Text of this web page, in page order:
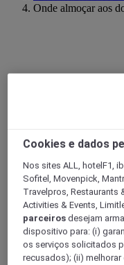
Onde almoçar aos
Cookies e dados
Nos sites ALL, hotelF1,
Sofitel, Movenpick,
Travelpros, Restaurants
Activities & Events,
parceiros desejam
dispositivo para: (i)
os serviços solicitados
recusados); (ii)